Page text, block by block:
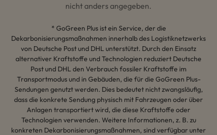
nicht anders angegeben.
* GoGreen Plus ist ein Service, der die
Dekarbonisierungsmaßnahmen innerhalb des Logistiknetzwerks
von Deutsche Post und DHL unterstützt. Durch den Einsatz
alternativer Kraftstoffe und Technologien reduziert Deutsche
Post und DHL den Verbrauch fossiler Kraftstoffe im
Transportmodus und in Gebäuden, die für die GoGreen Plus-
Sendungen genutzt werden. Dies bedeutet nicht zwangsläufig,
dass die konkrete Sendung physisch mit Fahrzeugen oder über
Anlagen transportiert wird, die diese Kraftstoffe oder
Technologien verwenden. Weitere Informationen, z. B. zu
konkreten Dekarbonisierungsmaßnahmen, sind verfügbar unter